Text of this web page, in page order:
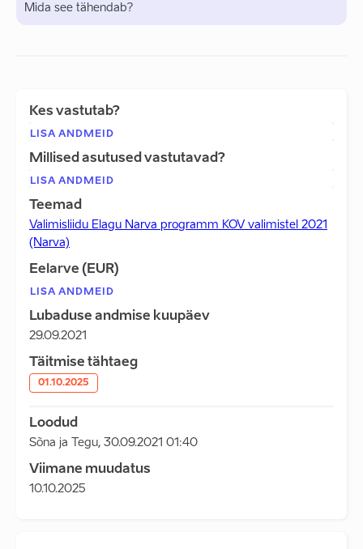
Mida see tähendab?
Kes vastutab?
LISA ANDMEID
Millised asutused vastutavad?
LISA ANDMEID
Teemad
Valimisliidu Elagu Narva programm KOV valimistel 2021
(Narva)
Eelarve (EUR)
LISA ANDMEID
Lubaduse andmise kuupäev
29.09.2021
Täitmise tähtaeg
01.10.2025
Loodud
Sõna ja Tegu, 30.09.2021 01:40
Viimane muudatus
10.10.2025